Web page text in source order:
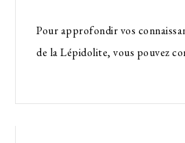
Pour approfondir vos
de la Lépidolite, vous pouvez